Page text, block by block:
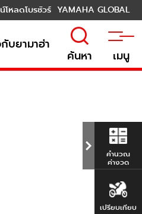
โหลดโบรชัวร์ YAMAHA GLOBAL
บยามาฮ่า
ค้นหา เมนู
คำนวณ
ค่างวด
เปรียบเทียบ